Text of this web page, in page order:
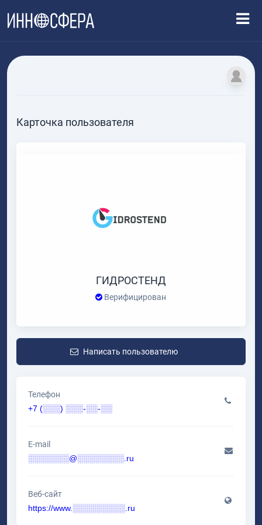
Карточка пользователя
ГИДРОСТЕНД
Верифицирован
Написать пользователю
Телефон
+7 (░░░) ░░░-░░-░░
E-mail
░░░░░░░@░░░░░░░░.ru
Веб-сайт
https://www.░░░░░░░░░.ru